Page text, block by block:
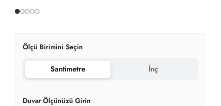
Ölçü Birimini Seçin
Santimetre İnç
Duvar Ölçünüzü Girin